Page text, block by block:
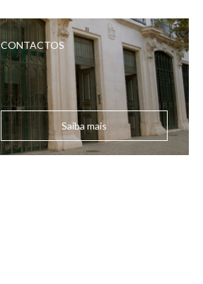
CONTACTOS
Saiba mais